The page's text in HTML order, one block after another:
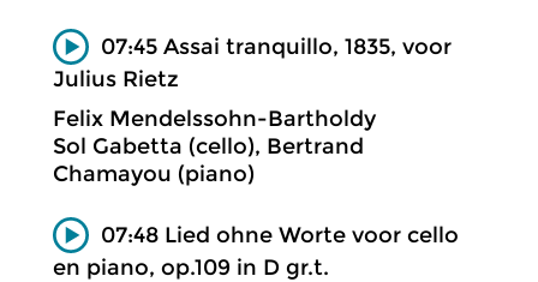
07:45 Assai tranquillo, 1835, voor
Julius Rietz
Felix Mendelssohn-Bartholdy
Sol Gabetta (cello), Bertrand
Chamayou (piano)
07:48 Lied ohne Worte voor cello
en piano, op.109 in D gr.t.